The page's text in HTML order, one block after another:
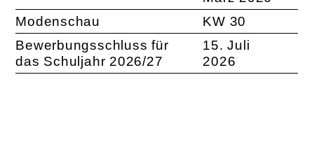
Modenschau
KW 30
Bewerbungsschluss für
das Schuljahr 2026/27
15. Juli
2026